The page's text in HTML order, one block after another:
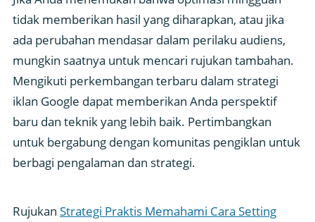
tidak memberikan hasil yang diharapkan, atau jika
ada perubahan mendasar dalam perilaku audiens,
mungkin saatnya untuk mencari rujukan tambahan.
Mengikuti perkembangan terbaru dalam strategi
iklan Google dapat memberikan Anda perspektif
baru dan teknik yang lebih baik. Pertimbangkan
untuk bergabung dengan komunitas pengiklan untuk
berbagi pengalaman dan strategi.
Rujukan Strategi Praktis Memahami Cara Setting